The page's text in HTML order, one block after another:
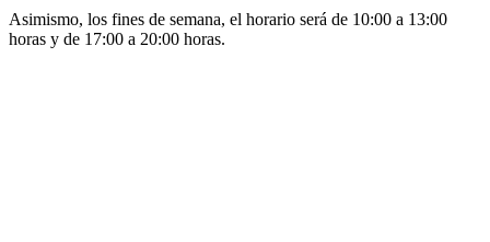
Asimismo, los fines de semana, el horario será de 10:00 a 13:00
horas y de 17:00 a 20:00 horas.